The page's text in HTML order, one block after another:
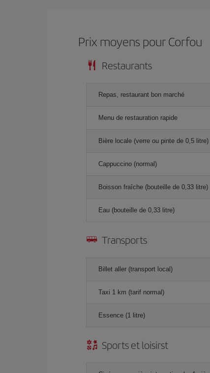
Prix ​​moyens pour Corfou
Restaurants
Repas, restaurant bon marché
Menu de restauration rapide
Bière locale (verre ou pinte de 0,5 litre)
Cappuccino (normal)
Boisson fraîche (bouteille de 0,33 litre)
Eau (bouteille de 0,33 litre)
Transports
Billet aller (transport local)
Taxi 1 km (tarif normal)
Essence (1 litre)
Sports et loisirst